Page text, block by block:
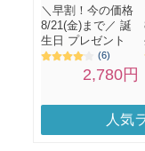
人気